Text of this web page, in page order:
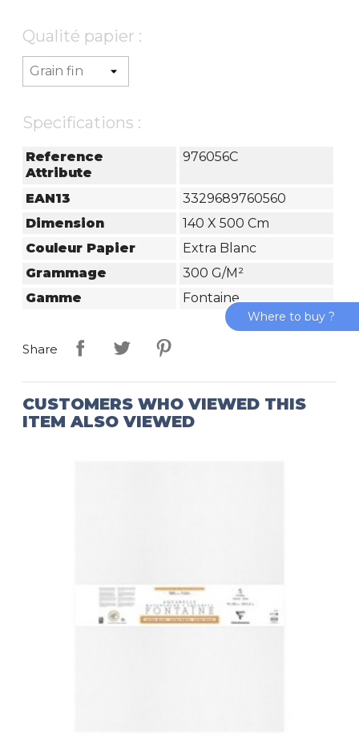
Qualité papier :
Specifications :
Reference
Attribute
976056C
EAN13
3329689760560
Dimension
140 X 500 Cm
Couleur Papier
Extra Blanc
Grammage
300 G/m²
Gamme
Fontaine
Share
CUSTOMERS WHO VIEWED THIS
ITEM ALSO VIEWED
Where to buy ?